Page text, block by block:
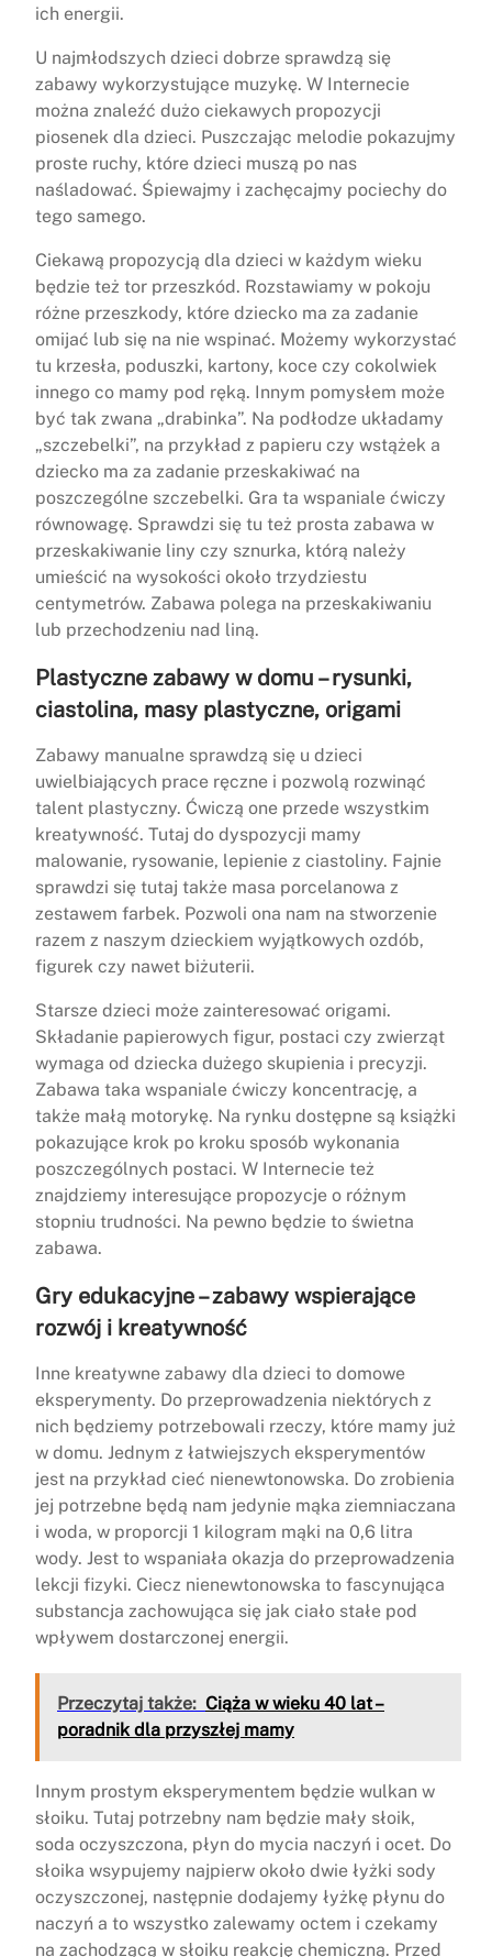
ich energii.
U najmłodszych dzieci dobrze sprawdzą się
zabawy wykorzystujące muzykę. W Internecie
można znaleźć dużo ciekawych propozycji
piosenek dla dzieci. Puszczając melodie pokazujmy
proste ruchy, które dzieci muszą po nas
naśladować. Śpiewajmy i zachęcajmy pociechy do
tego samego.
Ciekawą propozycją dla dzieci w każdym wieku
będzie też tor przeszkód. Rozstawiamy w pokoju
różne przeszkody, które dziecko ma za zadanie
omijać lub się na nie wspinać. Możemy wykorzystać
tu krzesła, poduszki, kartony, koce czy cokolwiek
innego co mamy pod ręką. Innym pomysłem może
być tak zwana „drabinka”. Na podłodze układamy
„szczebelki”, na przykład z papieru czy wstążek a
dziecko ma za zadanie przeskakiwać na
poszczególne szczebelki. Gra ta wspaniale ćwiczy
równowagę. Sprawdzi się tu też prosta zabawa w
przeskakiwanie liny czy sznurka, którą należy
umieścić na wysokości około trzydziestu
centymetrów. Zabawa polega na przeskakiwaniu
lub przechodzeniu nad liną.
Plastyczne zabawy w domu – rysunki,
ciastolina, masy plastyczne, origami
Zabawy manualne sprawdzą się u dzieci
uwielbiających prace ręczne i pozwolą rozwinąć
talent plastyczny. Ćwiczą one przede wszystkim
kreatywność. Tutaj do dyspozycji mamy
malowanie, rysowanie, lepienie z ciastoliny. Fajnie
sprawdzi się tutaj także masa porcelanowa z
zestawem farbek. Pozwoli ona nam na stworzenie
razem z naszym dzieckiem wyjątkowych ozdób,
figurek czy nawet biżuterii.
Starsze dzieci może zainteresować origami.
Składanie papierowych figur, postaci czy zwierząt
wymaga od dziecka dużego skupienia i precyzji.
Zabawa taka wspaniale ćwiczy koncentrację, a
także małą motorykę. Na rynku dostępne są książki
pokazujące krok po kroku sposób wykonania
poszczególnych postaci. W Internecie też
znajdziemy interesujące propozycje o różnym
stopniu trudności. Na pewno będzie to świetna
zabawa.
Gry edukacyjne – zabawy wspierające
rozwój i kreatywność
Inne kreatywne zabawy dla dzieci to domowe
eksperymenty. Do przeprowadzenia niektórych z
nich będziemy potrzebowali rzeczy, które mamy już
w domu. Jednym z łatwiejszych eksperymentów
jest na przykład cieć nienewtonowska. Do zrobienia
jej potrzebne będą nam jedynie mąka ziemniaczana
i woda, w proporcji 1 kilogram mąki na 0,6 litra
wody. Jest to wspaniała okazja do przeprowadzenia
lekcji fizyki. Ciecz nienewtonowska to fascynująca
substancja zachowująca się jak ciało stałe pod
wpływem dostarczonej energii.
Przeczytaj także: Ciąża w wieku 40 lat –
poradnik dla przyszłej mamy
Innym prostym eksperymentem będzie wulkan w
słoiku. Tutaj potrzebny nam będzie mały słoik,
soda oczyszczona, płyn do mycia naczyń i ocet. Do
słoika wsypujemy najpierw około dwie łyżki sody
oczyszczonej, następnie dodajemy łyżkę płynu do
naczyń a to wszystko zalewamy octem i czekamy
na zachodzącą w słoiku reakcję chemiczną. Przed